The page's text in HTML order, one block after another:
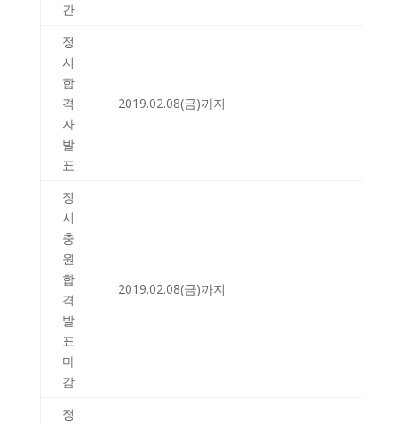
간
정
시
합
격
자
발
표
2019.02.08(금)까지
정
시
충
원
합
격
발
표
마
감
2019.02.08(금)까지
정